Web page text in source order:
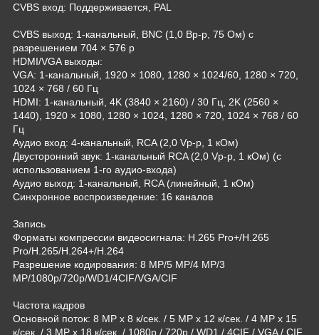
CVBS вход: Поддерживается, PAL
CVBS выход: 1-канальный, BNC (1,0 Вр-р, 75 Ом) с
разрешением 704 × 576 р
HDMI/VGA выходы:
VGA: 1-канальный, 1920 × 1080, 1280 × 1024/60, 1280 × 720,
1024 × 768 / 60 Гц
HDMI: 1-канальный, 4K (3840 × 2160) / 30 Гц, 2K (2560 ×
1440), 1920 × 1080, 1280 × 1024, 1280 × 720, 1024 × 768 / 60
Гц
Аудио вход: 4-канальный, RCA (2,0 Vp-p, 1 кОм)
Двусторонний звук: 1-канальный RCA (2,0 Vp-p, 1 кОм) (с
использованием 1-го аудио-входа)
Аудио выход: 1-канальный, RCA (линейный, 1 кОм)
Синхронное воспроизведение: 16 каналов
Запись
Форматы компрессии видеосигнала: H.265 Pro+/H.265
Pro/H.265/H.264+/H.264
Разрешение кодирования: 8 MP/5 MP/4 MP/3
MP/1080p/720p/WD1/4CIF/VGA/CIF
Частота кадров
Основной поток: 8 MP х 8 к/сек. / 5 MP х 12 к/сек. / 4 MP х 15
к/сек. / 3 MP х 18 к/сек. / 1080p / 720p / WD1 / 4CIF / VGA / CIF